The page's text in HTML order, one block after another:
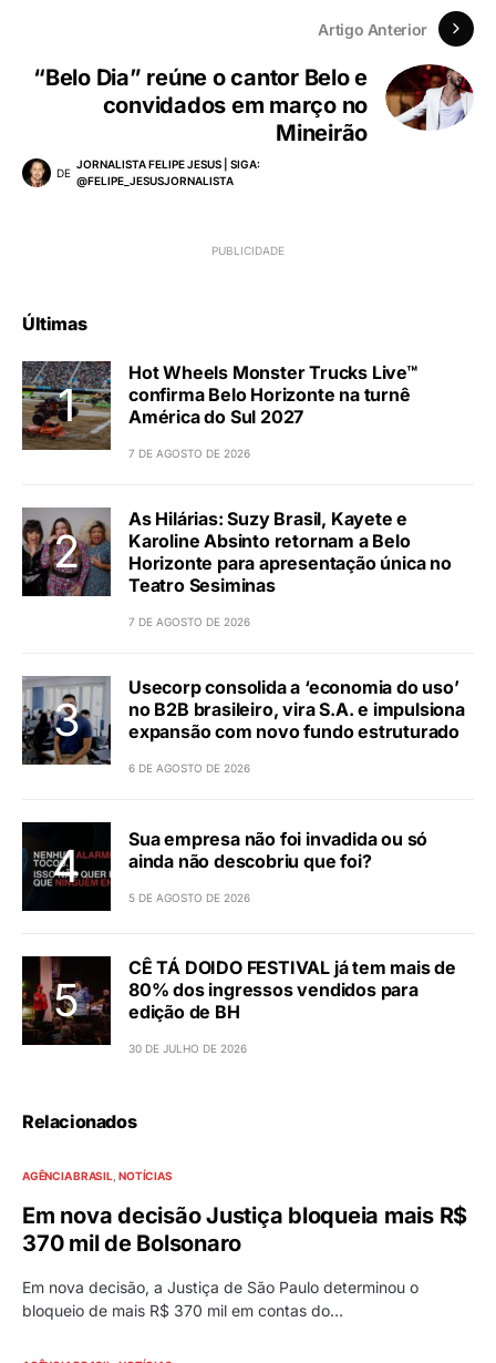
Artigo Anterior
“Belo Dia” reúne o cantor Belo e
convidados em março no
Mineirão
DE
JORNALISTA FELIPE JESUS | SIGA:
@FELIPE_JESUSJORNALISTA
Últimas
Hot Wheels Monster Trucks Live™
confirma Belo Horizonte na turnê
América do Sul 2027
7 DE AGOSTO DE 2026
As Hilárias: Suzy Brasil, Kayete e
Karoline Absinto retornam a Belo
Horizonte para apresentação única no
Teatro Sesiminas
7 DE AGOSTO DE 2026
Usecorp consolida a ‘economia do uso’
no B2B brasileiro, vira S.A. e impulsiona
expansão com novo fundo estruturado
6 DE AGOSTO DE 2026
Sua empresa não foi invadida ou só
ainda não descobriu que foi?
5 DE AGOSTO DE 2026
CÊ TÁ DOIDO FESTIVAL já tem mais de
80% dos ingressos vendidos para
edição de BH
30 DE JULHO DE 2026
Relacionados
AGÊNCIA BRASIL NOTÍCIAS
Em nova decisão Justiça bloqueia mais R$
370 mil de Bolsonaro
Em nova decisão, a Justiça de São Paulo determinou o
bloqueio de mais R$ 370 mil em contas do…